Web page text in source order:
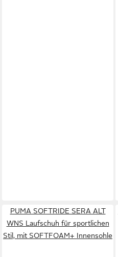
PUMA SOFTRIDE SERA ALT
WNS Laufschuh für sportlichen
Stil, mit SOFTFOAM+ Innensohle